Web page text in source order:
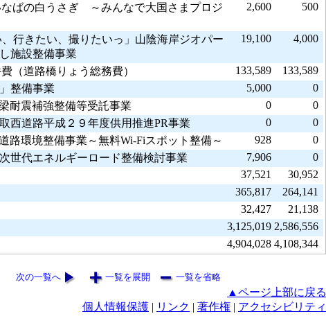
なばの白うさぎ ～みんなで大国さまプロジ
2,600 500
、行きたい、撮りたいっ」山陰海岸ジオパー
施設整備事業
19,100 4,000
（道路橋りょう総務費） 133,589
133,589
整備事業
5,000
0
耐震補強整備等受託事業
0
0
取西道路平成２９年度供用推進PR事業
0
0
路環境整備事業～無料Wi-Fiスポット整備～
928
0
世代エネルギーロード整備検討事業
7,906
0
37,521
30,952
365,817
264,141
32,427
21,138
3,125,019 2,586,556
4,904,028 4,108,344
次の一覧へ 一覧を展開 一覧を省略
▲ページ上部に戻る
個人情報保護 | リンク | 著作権 | アクセシビリティ